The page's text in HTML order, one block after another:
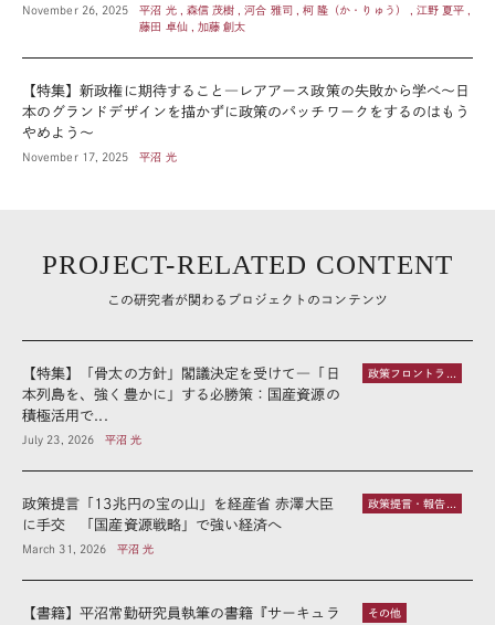
November 26, 2025
平沼 光 , 森信 茂樹 , 河合 雅司 , 柯 隆（か・りゅう） , 江野 夏平 ,
藤田 卓仙 , 加藤 創太
【特集】新政権に期待すること―レアアース政策の失敗から学べ～日
本のグランドデザインを描かずに政策のパッチワークをするのはもう
やめよう～
November 17, 2025 平沼 光
PROJECT-RELATED CONTENT
この研究者が関わるプロジェクトのコンテンツ
【特集】「骨太の方針」閣議決定を受けて―「日
本列島を、強く豊かに」する必勝策：国産資源の
積極活用で...
July 23, 2026 平沼 光
政策提言「13兆円の宝の山」を経産省 赤澤大臣
に手交 「国産資源戦略」で強い経済へ
March 31, 2026 平沼 光
その他
【書籍】平沼常勤研究員執筆の書籍『サーキュラ